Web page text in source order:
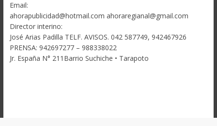
Email:
ahorapublicidad@hotmail.com ahoraregianal@gmail.com
Director interino:
José Arias Padilla TELF. AVISOS. 042 587749, 942467926
PRENSA: 942697277 – 988338022
Jr. España N° 211Barrio Suchiche • Tarapoto